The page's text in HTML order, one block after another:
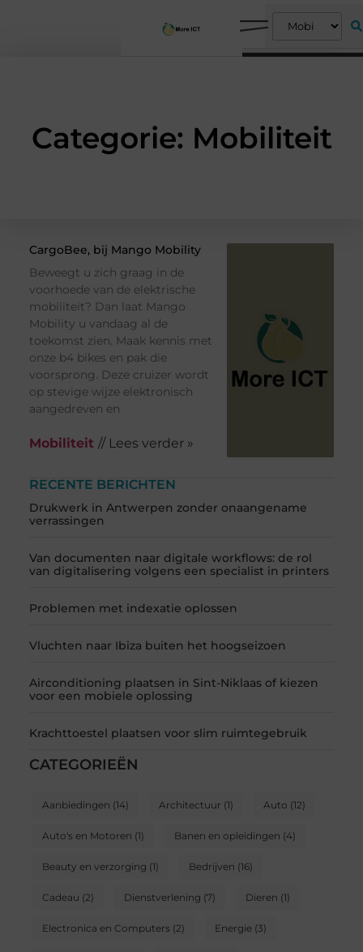
Categorie: Mobiliteit
RECENTE BERICHTEN
Drukwerk in Antwerpen zonder onaangename
verrassingen
Van documenten naar digitale workflows: de rol
van digitalisering volgens een specialist in printers
Problemen met indexatie oplossen
Vluchten naar Ibiza buiten het hoogseizoen
Airconditioning plaatsen in Sint-Niklaas of kiezen
voor een mobiele oplossing
Krachttoestel plaatsen voor slim ruimtegebruik
CATEGORIEËN
Aanbiedingen (14) Architectuur (1) Auto (12)
Auto's en Motoren (1) Banen en opleidingen (4)
Beauty en verzorging (1) Bedrijven (16)
Cadeau (2) Dienstverlening (7) Dieren (1)
Electronica en Computers(2) Energie(3)
CargoBee, bij Mango Mobility
Beweegt u zich graag in de
voorhoede van de elektrische
mobiliteit? Dan laat Mango
Mobility u vandaag al de
toekomst zien. Maak kennis met
onze b4 bikes en pak die
voorsprong. Deze cruizer wordt
op stevige wijze elektronisch
aangedreven en
Mobiliteit // Lees verder »